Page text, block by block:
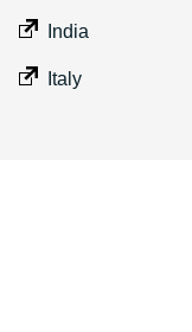
India
Italy